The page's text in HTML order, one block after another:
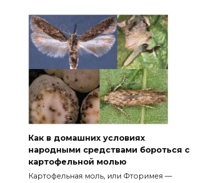
Как в домашних условиях
народными средствами бороться с
картофельной молью
Картофельная моль, или Фторимея —